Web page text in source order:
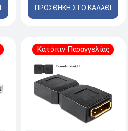
ΠΡΟΣΘΗΚΗ ΣΤΟ ΚΑΛΑΘΙ
Κατόπιν Παραγγελίας